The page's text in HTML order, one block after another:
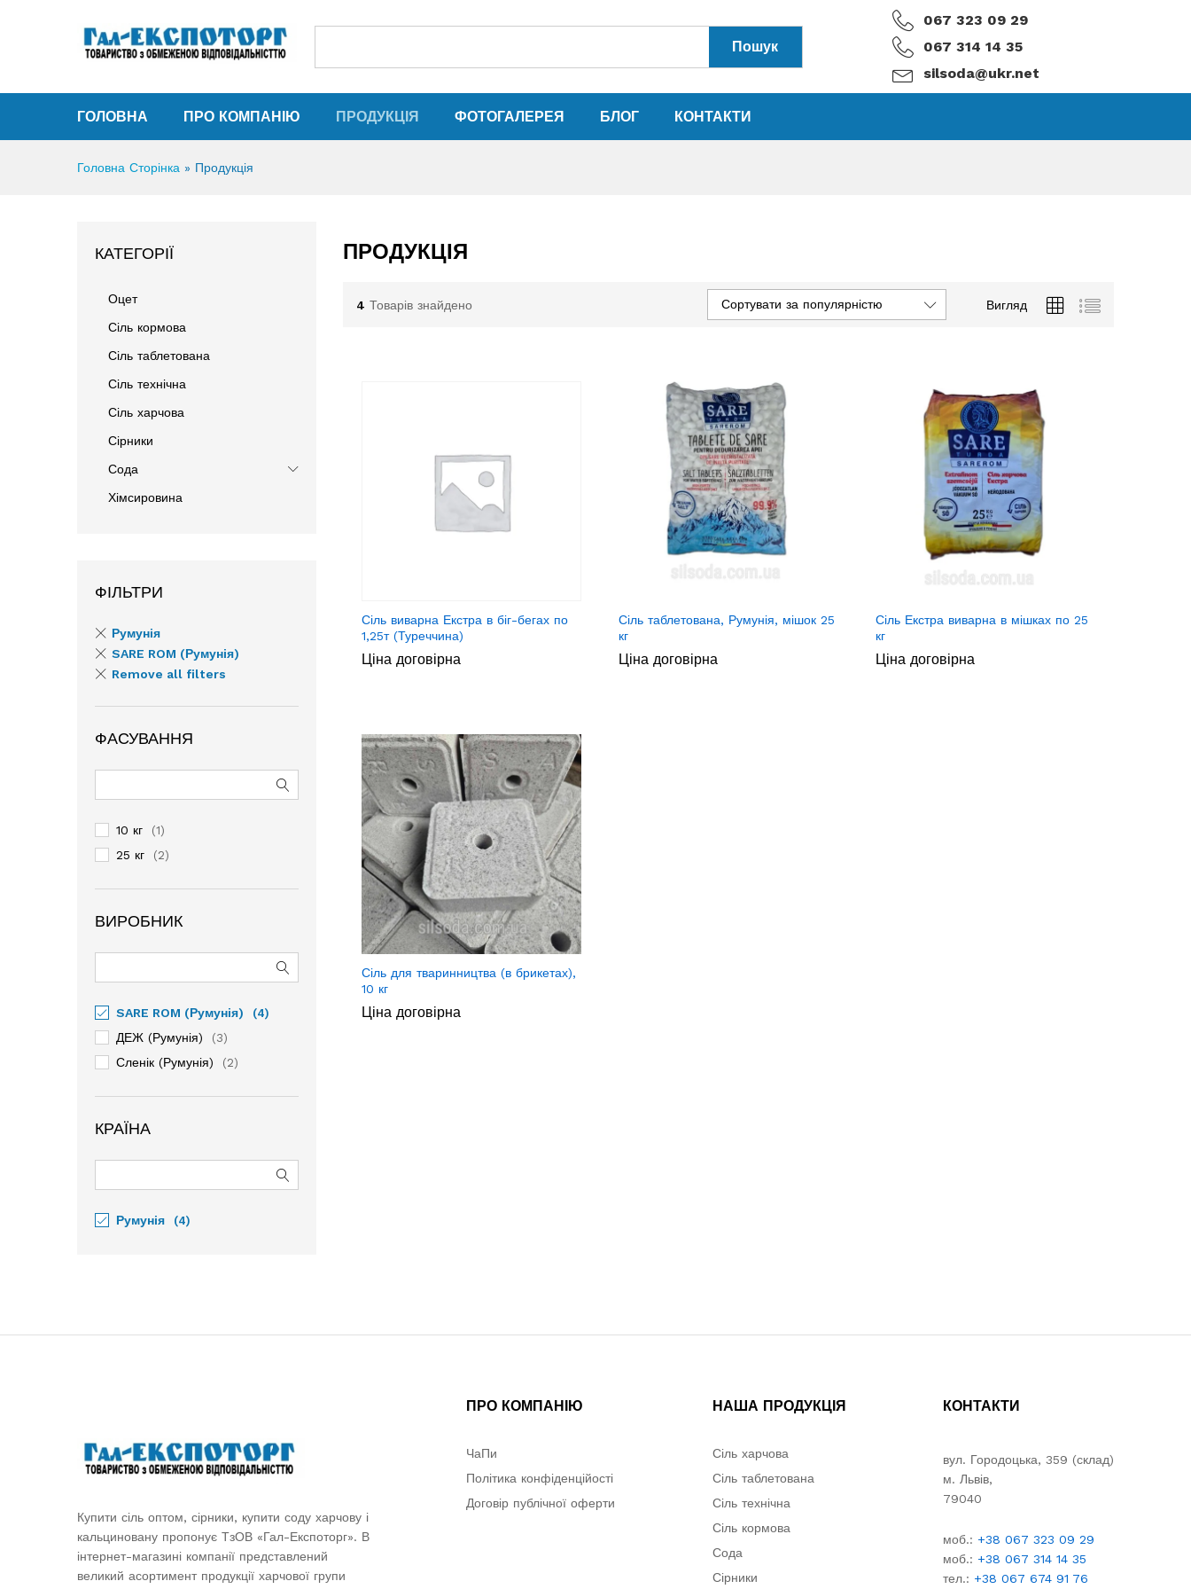
Пошук
067 323 09 29
067 314 14 35
silsoda@ukr.net
ГОЛОВНА ПРО КОМПАНІЮ ПРОДУКЦІЯ ФОТОГАЛЕРЕЯ БЛОГ КОНТАКТИ
Головна Сторінка » Продукція
ПРОДУКЦІЯ
4 Товарів знайдено Вигляд
Сортувати за популярністю
Сіль виварна Екстра в біг-бегах по
1,25т (Туреччина)
Ціна договірна
Сіль таблетована, Румунія, мішок 25
кг
Ціна договірна
Сіль Екстра виварна в мішках по 25
кг
Ціна договірна
Сіль для тваринництва (в брикетах),
10 кг
Ціна договірна
КАТЕГОРІЇ
Оцет
Сіль кормова
Сіль таблетована
Сіль технічна
Сіль харчова
Сірники
Сода
Хімсировина
ФІЛЬТРИ
Румунія
SARE ROM (Румунія)
Remove all filters
ФАСУВАННЯ
10 кг (1)
25 кг (2)
ВИРОБНИК
SARE ROM (Румунія) (4)
ДЕЖ (Румунія) (3)
Сленік (Румунія) (2)
КРАЇНА
Румунія (4)
Купити сіль оптом, сірники, купити соду харчову і
кальциновану пропонує ТзОВ «Гал-Експоторг». В
інтернет-магазині компанії представлений
великий асортимент продукції харчової групи
ПРО КОМПАНІЮ
ЧаПи
Політика конфіденційості
Договір публічної оферти
НАША ПРОДУКЦІЯ
Сіль харчова
Сіль таблетована
Сіль технічна
Сіль кормова
Сода
Сірники
КОНТАКТИ
вул. Городоцька, 359 (склад)
м. Львів,
79040
моб.: +38 067 323 09 29
моб.: +38 067 314 14 35
тел.: +38 067 674 91 76